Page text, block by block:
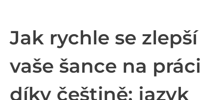
Jak rychle se zlepší
vaše šance na práci
díky češtině: jazyk